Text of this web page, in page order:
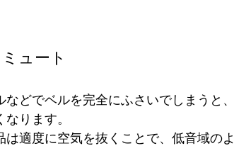
ュート
などでベルを完全にふさいでしまうと
なります。
は適度に空気を抜くことで、低音域の